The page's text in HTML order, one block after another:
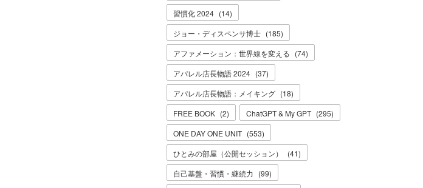
習慣化 2024 (14)
ジョー・ディスペンサ博士 (185)
アファメーション：世界線を変える (74)
アパレル店長物語 2024 (37)
アパレル店長物語：メイキング (18)
FREE BOOK (2) ChatGPT & My GPT (295)
ONE DAY ONE UNIT (553)
ひとみの部屋（公開セッション）
(41)
自己基盤・習慣・継続力 (99)